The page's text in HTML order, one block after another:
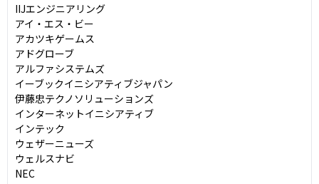
IIJエンジニアリング
アイ・エス・ビー
アカツキゲームス
アドグローブ
アルファシステムズ
イーブックイニシアティブジャパン
伊藤忠テクノソリューションズ
インターネットイニシアティブ
インテック
ウェザーニューズ
ウェルスナビ
NEC